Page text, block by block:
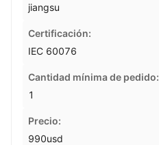
jiangsu
Certificación:
IEC 60076
Cantidad mínima de pedido:
1
Precio:
990usd